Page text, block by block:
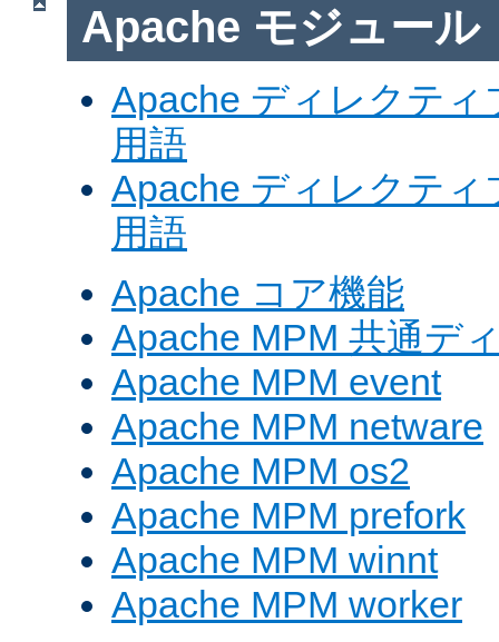
Apache モジュール
Apache ディレクテ
用語
Apache ディレクテ
用語
Apache コア機能
Apache MPM 共通デ
Apache MPM event
Apache MPM netware
Apache MPM os2
Apache MPM prefork
Apache MPM winnt
Apache MPM worker